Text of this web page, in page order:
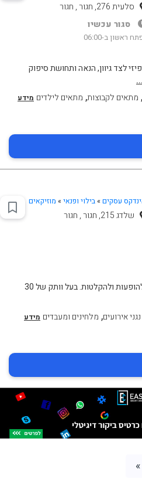
סלעית 276, חגור , חגור
סגור עכשיו
ראשון ב-06:00
לצד גיוון, הנאה ותחושת סיפוק
, מתאים לקבוצות, מתאים לילדים מידע
עסקים »בילוי ופנאי» מוזיקאים
שלדג 215, חגור , חגור
חצוצרן מקצועי לאירועים, לכנסים, להופעות ולהקלטות. בעל וותק של 30
נגני אירועים, מלחינים ומעבדים מידע
»